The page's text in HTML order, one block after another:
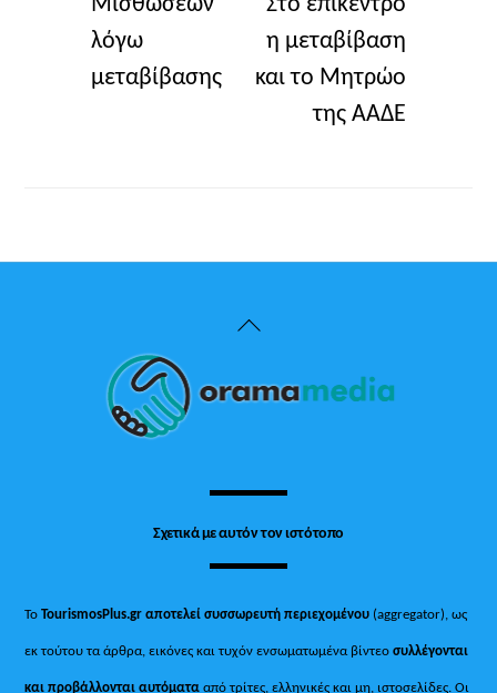
λόγω
μεταβίβασης
η μεταβίβαση
και το Μητρώο
της ΑΑΔΕ
Back
Top
Σχετικά με αυτόν τον ιστότοπο
ΤοTourismosPlus.gr αποτελεί συσσωρευτή περιεχομένου (aggregator), ως
εκ τούτου τα άρθρα, εικόνες και τυχόν ενσωματωμένα βίντεοσυλλέγονται
και προβάλλονται αυτόματααπό τρίτες, ελληνικές και μη, ιστοσελίδες. Οι